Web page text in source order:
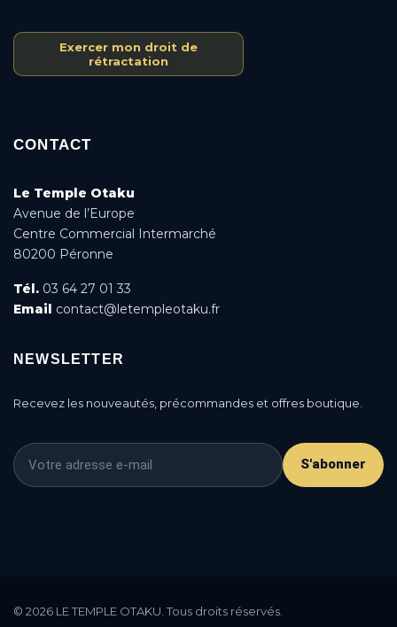
Module manager / AN Cookie Popup.
Exercer mon droit de
rétractation
CONTACT
Le Temple Otaku
Avenue de l’Europe
Centre Commercial Intermarché
80200 Péronne
Tél. 03 64 27 01 33
Email contact@letempleotaku.fr
NEWSLETTER
Recevez les nouveautés, précommandes et offres boutique.
S'abonner
© 2026 LE TEMPLE OTAKU. Tous droits réservés.